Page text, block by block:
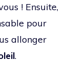
! Ensuite,
pour
allonger
.